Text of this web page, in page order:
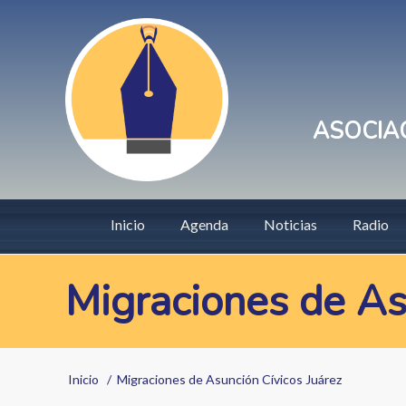
User
account
menu
Main
navigation
Inicio Agenda Noticias Radio
Migraciones de
Sobrescribir
Inicio Migraciones de Asunción Cívicos Juárez